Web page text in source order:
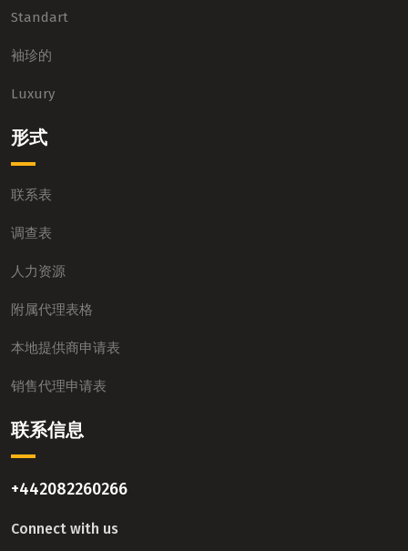
Standart
袖珍的
Luxury
形式
联系表
调查表
人力资源
附属代理表格
本地提供商申请表
销售代理申请表
联系信息
+442082260266
Connect with us